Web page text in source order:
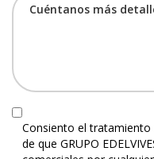
Consiento el
de que GRUPO